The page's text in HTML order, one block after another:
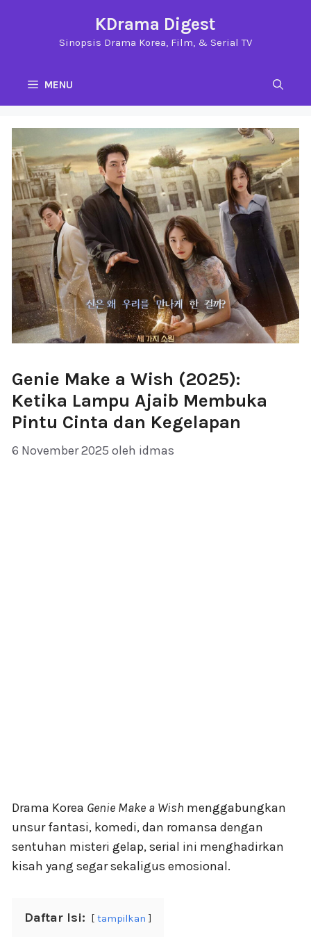
KDrama Digest
Sinopsis Drama Korea, Film, & Serial TV
MENU
Genie Make a Wish (2025):
Ketika Lampu Ajaib Membuka
Pintu Cinta dan Kegelapan
6 November 2025 oleh idmas
Drama Korea Genie Make a Wish menggabungkan
unsur fantasi, komedi, dan romansa dengan
sentuhan misteri gelap, serial ini menghadirkan
kisah yang segar sekaligus emosional.
Daftar Isi: tampilkan